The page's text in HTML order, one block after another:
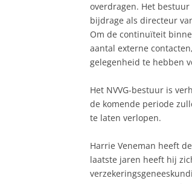
overdragen. Het
bijdrage als directeur
Om de continuïteit
aantal externe
gelegenheid te hebben
Het NVVG-bestuur is
de komende periode
te laten verlopen.
Harrie Veneman heeft
laatste jaren heeft hij